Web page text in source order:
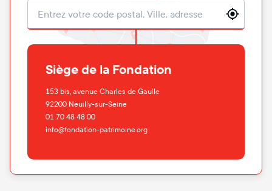
Localisation
Siège de la Fondation
153 bis, avenue Charles de Gaulle
92200 Neuilly-sur-Seine
01 70 48 48 00
info@fondation-patrimoine.org